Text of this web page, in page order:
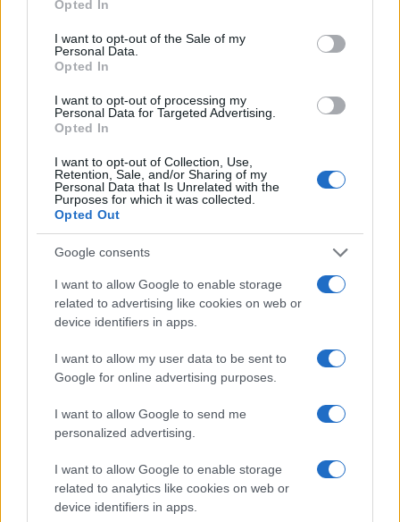
use your data for below specified purposes in below Google
consent section.
Opted In
I want to opt-out of the Sale of my
Personal Data.
Opted In
I want to opt-out of processing my
Personal Data for Targeted Advertising.
Opted In
I want to opt-out of Collection, Use,
Retention, Sale, and/or Sharing of my
Personal Data that Is Unrelated with the
Purposes for which it was collected.
Opted Out
Google consents
I want to allow Google to enable storage
related to advertising like cookies on web or
device identifiers in apps.
I want to allow my user data to be sent to
Google for online advertising purposes.
I want to allow Google to send me
personalized advertising.
I want to allow Google to enable storage
related to analytics like cookies on web or
device identifiers in apps.
A lista első 10 országát Svédország,
zárta.
Az Egyesült Államok a 15., Nagy-Britannia a
19., Franciaország pedig a 21. helyen végzett.
A tavalyi jelentésben Izrael a kilencedik
helyen szerepelt.
Magyarország az 51. helyen zárt.
városa között van